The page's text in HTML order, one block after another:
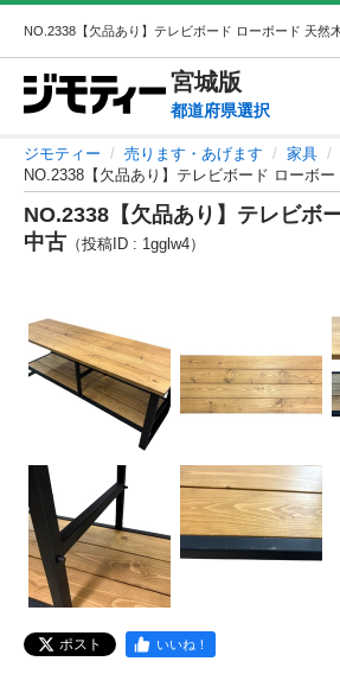
宮城版
都道府県選択
ジモティー 売ります・あげます 家具
NO.2338【欠品あり】テレビボード ローボ
NO.2338【欠品あり】テレビボ
中古 （投稿ID : 1gglw4）
ポスト いいね！